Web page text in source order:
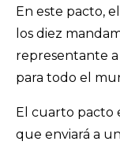
En este pacto,
los diez
representante a
para todo el
El cuarto pacto
que enviará a